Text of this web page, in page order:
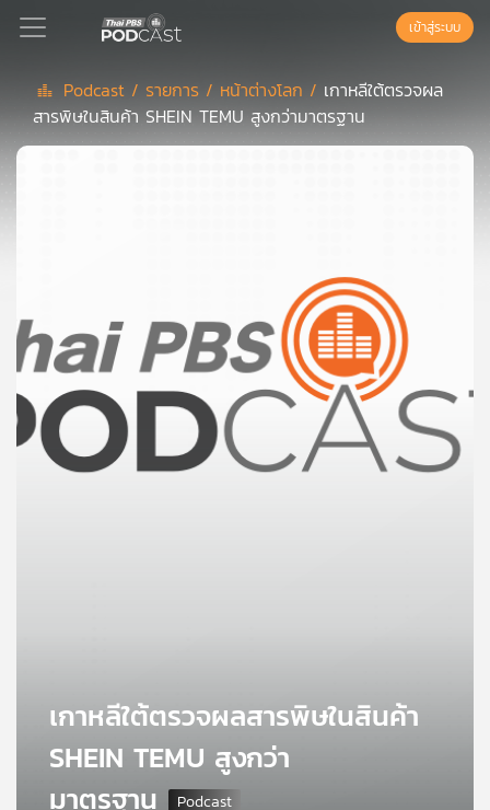
Podcast
เพล
ย์
สต์
กิจกรรม
เข้าสู่ระบบ
Podcast / รายการ / หน้าต่างโลก / เกาหลีใต้ตรวจผล
สารพิษในสินค้า SHEIN TEMU สูงกว่ามาตรฐาน
เกาหลีใต้ตรวจผลสารพิษในสินค้า
SHEIN TEMU สูงกว่า
มาตรฐาน